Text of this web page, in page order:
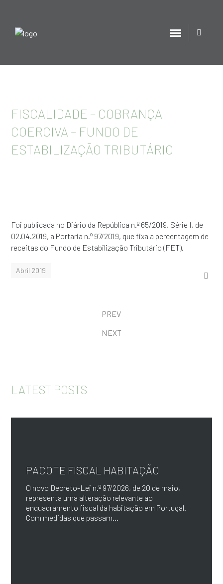
FISCALIDADE – COBRANÇA
COERCIVA – FUNDO DE
ESTABILIZAÇÃO TRIBUTÁRIO
Foi publicada no Diário da República n.º 65/2019, Série I, de
02.04.2019, a Portaria n.º 97/2019, que fixa a percentagem de
receitas do Fundo de Estabilização Tributário (FET).
Abril 2019
PREV
NEXT
LATEST POSTS
PACOTE FISCAL HABITAÇÃO
O novo Decreto-Lei n.º 97/2026, de 20 de maio,
representa uma alteração relevante ao
enquadramento fiscal da habitação em Portugal.
Com medidas que passam...